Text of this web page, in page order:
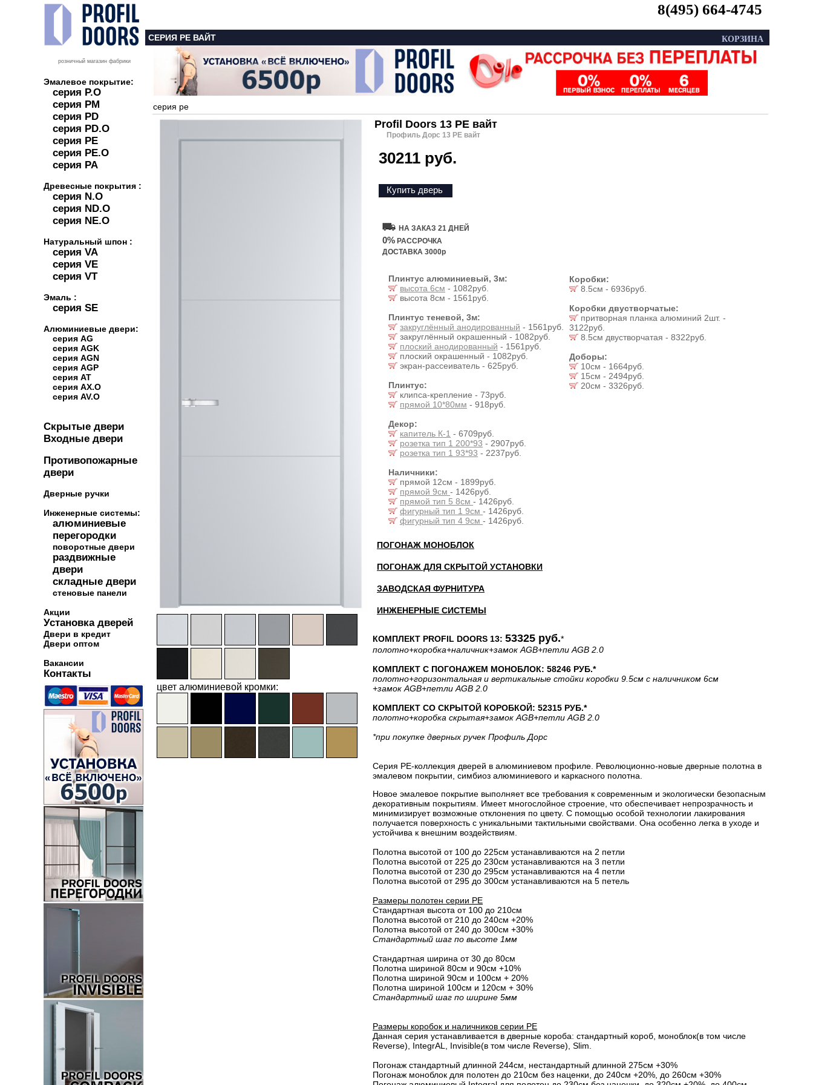
розничный магазин фабрики
Эмалевое покрытие:
серия P.O
серия PM
серия PD
серия PD.O
серия PE
серия PE.O
серия PA
Древесные покрытия :
серия N.O
серия ND.O
серия NE.O
Натуральный шпон :
серия VA
серия VE
серия VT
Эмаль :
серия SE
Алюминиевые двери:
серия AG
серия AGK
серия AGN
серия AGP
серия AT
серия AX.O
серия AV.O
Скрытые двери
Входные двери
Противопожарные
двери
Дверные ручки
Инженерные системы:
алюминиевые
перегородки
поворотные двери
раздвижные
двери
складные двери
стеновые панели
Акции
Установка дверей
Двери в кредит
Двери оптом
Вакансии
Контакты
8(495) 664-4745
КОРЗИНА
СЕРИЯ PE ВАЙТ
серия pe
цвет алюминиевой кромки:
Profil Doors 13 PE вайт
Профиль Дорс 13 PE вайт
30211 руб.
Купить дверь
НА ЗАКАЗ 21 ДНЕЙ
0% РАССРОЧКА
ДОСТАВКА 3000р
Плинтус алюминиевый, 3м:
высота 6см - 1082руб.
высота 8см - 1561руб.
Плинтус теневой, 3м:
закруглённый анодированный - 1561руб.
закруглённый окрашенный - 1082руб.
плоский анодированный - 1561руб.
плоский окрашенный - 1082руб.
экран-рассеиватель - 625руб.
Плинтус:
клипса-крепление - 73руб.
прямой 10*80мм - 918руб.
Декор:
капитель К-1 - 6709руб.
розетка тип 1 200*93 - 2907руб.
розетка тип 1 93*93 - 2237руб.
Наличники:
прямой 12см - 1899руб.
прямой 9см - 1426руб.
прямой тип 5 8см - 1426руб.
фигурный тип 1 9см - 1426руб.
фигурный тип 4 9см - 1426руб.
Коробки:
8.5см - 6936руб.
Коробки двустворчатые:
притворная планка алюминий 2шт. -
3122руб.
8.5см двустворчатая - 8322руб.
Доборы:
10см - 1664руб.
15см - 2494руб.
20см - 3326руб.
ПОГОНАЖ МОНОБЛОК
ПОГОНАЖ ДЛЯ СКРЫТОЙ УСТАНОВКИ
ЗАВОДСКАЯ ФУРНИТУРА
ИНЖЕНЕРНЫЕ СИСТЕМЫ
КОМПЛЕКТ PROFIL DOORS 13: 53325 руб.*
полотно+коробка+наличник+замок AGB+петли AGB 2.0
КОМПЛЕКТ С ПОГОНАЖЕМ МОНОБЛОК: 58246 РУБ.*
полотно+горизонтальная и вертикальные стойки коробки 9.5см с наличником 6см
+замок AGB+петли AGB 2.0
КОМПЛЕКТ СО СКРЫТОЙ КОРОБКОЙ: 52315 РУБ.*
полотно+коробка скрытая+замок AGB+петли AGB 2.0
*при покупке дверных ручек Профиль Дорс
Серия PE-коллекция дверей в алюминиевом профиле. Революционно-новые дверные полотна в
эмалевом покрытии, симбиоз алюминиевого и каркасного полотна.
Новое эмалевое покрытие выполняет все требования к современным и экологически безопасным
декоративным покрытиям. Имеет многослойное строение, что обеспечивает непрозрачность и
минимизирует возможные отклонения по цвету. С помощью особой технологии лакирования
получается поверхность с уникальными тактильными свойствами. Она особенно легка в уходе и
устойчива к внешним воздействиям.
Полотна высотой от 100 до 225см устанавливаются на 2 петли
Полотна высотой от 225 до 230см устанавливаются на 3 петли
Полотна высотой от 230 до 295см устанавливаются на 4 петли
Полотна высотой от 295 до 300см устанавливаются на 5 петель
Размеры полотен серии PE
Стандартная высота от 100 до 210см
Полотна высотой от 210 до 240см +20%
Полотна высотой от 240 до 300см +30%
Стандартный шаг по высоте 1мм
Стандартная ширина от 30 до 80см
Полотна шириной 80cм и 90cм +10%
Полотна шириной 90см и 100см + 20%
Полотна шириной 100см и 120см + 30%
Стандартный шаг по ширине 5мм
Размеры коробок и наличников серии PE
Данная серия устанавливается в дверные короба: стандартный короб, моноблок(в том числе
Reverse), IntegrAL, Invisible(в том числе Reverse), Slim.
Погонаж стандартный длинной 244см, нестандартный длинной 275см +30%
Погонаж моноблок для полотен до 210см без наценки, до 240см +20%, до 260см +30%